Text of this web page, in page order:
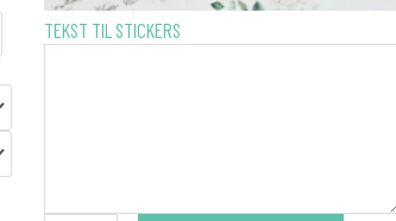
TEKST TIL STICKERS
STICKERS